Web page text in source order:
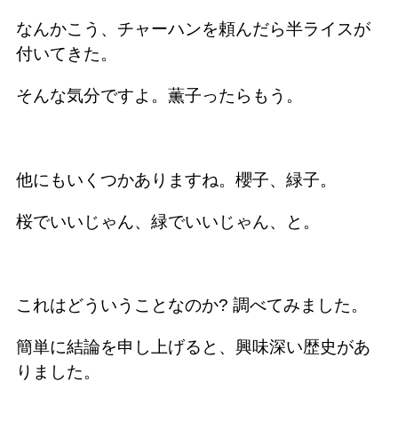
なんかこう、チャーハンを頼んだら半ライスが
付いてきた。
そんな気分ですよ。薫子ったらもう。
他にもいくつかありますね。櫻子、緑子。
桜でいいじゃん、緑でいいじゃん、と。
これはどういうことなのか? 調べてみました。
簡単に結論を申し上げると、興味深い歴史があ
りました。